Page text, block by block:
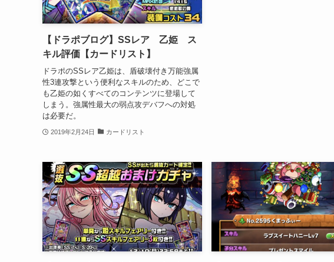
【ドラポブログ】SSレア 乙姫 ス
キル評価【カードリスト】
ドラポのSSレア乙姫は、盾破壊付き万能強属
性3連攻撃という便利なスキルのため、どこで
も乙姫の如くすべてのコンテンツに登場して
しまう。強属性最大の弱点攻デバフへの対処
は必要だ。
2019年2月24日 カードリスト